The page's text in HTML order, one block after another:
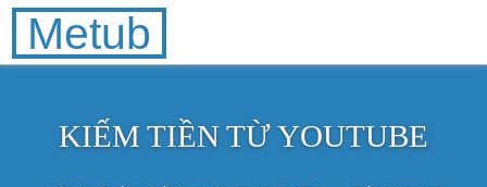
Metub
KIẾM TIỀN TỪ YOUTUBE